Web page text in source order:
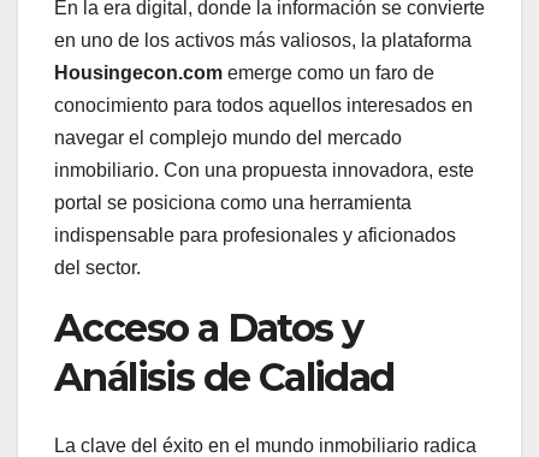
En la era digital, donde la información se convierte
en uno de los activos más valiosos, la plataforma
Housingecon.com emerge como un faro de
conocimiento para todos aquellos interesados en
navegar el complejo mundo del mercado
inmobiliario. Con una propuesta innovadora, este
portal se posiciona como una herramienta
indispensable para profesionales y aficionados
del sector.
Acceso a Datos y
Análisis de Calidad
La clave del éxito en el mundo inmobiliario radica